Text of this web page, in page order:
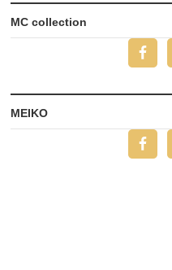
MC collection
MEIKO